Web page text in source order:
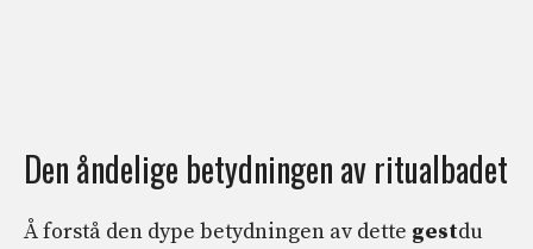
Den åndelige betydningen av ritualbadet
Å forstå den dype betydningen av dette gestdu